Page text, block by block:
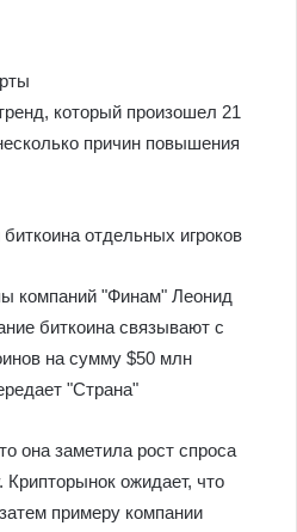
который произошел 21
причин повышения
отдельных игроков
компаний "Финам" Леонид
биткоина связывают с
на сумму $50 млн
"Страна"
она заметила рост спроса
Крипторынок ожидает, что
примеру компании